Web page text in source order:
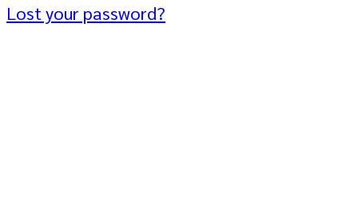
Lost your password?